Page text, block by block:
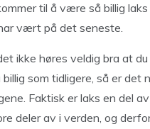
til å være så billig
vært på det seneste.
ikke høres veldig bra at
billig som tidligere, så er det
Faktisk er laks en del
deler av i verden, og